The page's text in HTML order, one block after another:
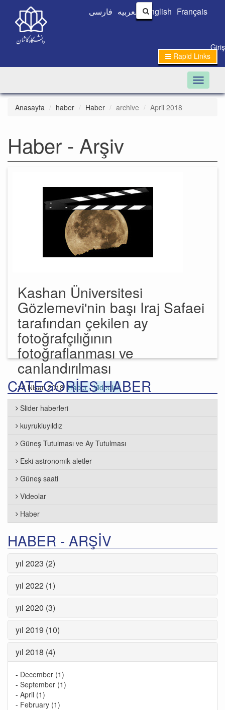
فارسی العربیه English Français
Rapid Links
Toggle
Anasayfa haber Haber archive April 2018
Haber - Arşiv
Kashan Üniversitesi
Gözlemevi'nin başı Iraj Safaei
tarafından çekilen ay
fotoğrafçılığının
fotoğraflanması ve
canlandırılması
13 Nisan 2018 Haber Videolar
CATEGORIES HABER
Slider haberleri
kuyrukluyıldız
Güneş Tutulması ve Ay Tutulması
Eski astronomik aletler
Güneş saati
Videolar
Haber
HABER - ARŞIV
yıl 2023 (2)
yıl 2022 (1)
yıl 2020 (3)
yıl 2019 (10)
yıl 2018 (4)
- December (1)
- September (1)
- April (1)
- February (1)